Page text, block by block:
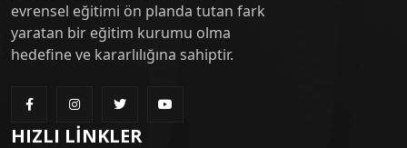
evrensel eğitimi ön planda tutan fark
yaratan bir eğitim kurumu olma
hedefine ve kararlılığına sahiptir.
HIZLI LINKLER